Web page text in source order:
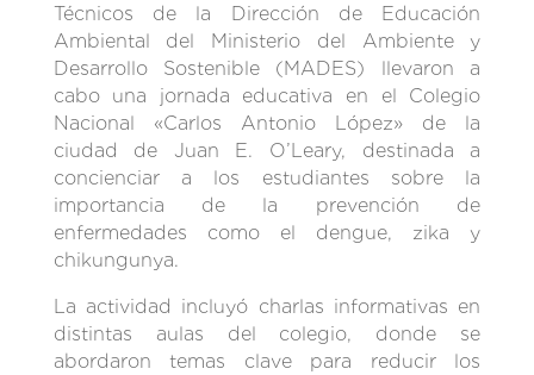
Técnicos de la Dirección de Educación
Ambiental del Ministerio del Ambiente y
Desarrollo Sostenible (MADES) llevaron a
cabo una jornada educativa en el Colegio
Nacional «Carlos Antonio López» de la
ciudad de Juan E. O’Leary, destinada a
concienciar a los estudiantes sobre la
importancia de la prevención de
enfermedades como el dengue, zika y
chikungunya.
La actividad incluyó charlas informativas en
distintas aulas del colegio, donde se
abordaron temas clave para reducir los